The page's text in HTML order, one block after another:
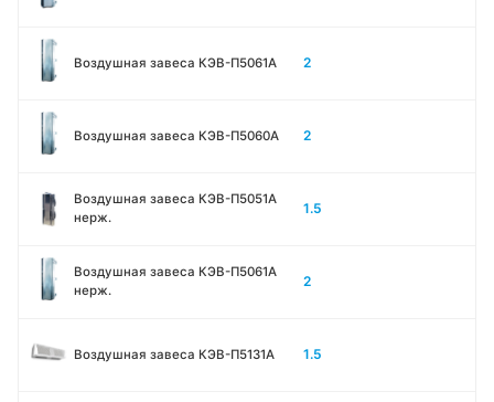
Воздушная завеса КЭВ-П5061A 2
Воздушная завеса КЭВ-П5060A 2
Воздушная завеса КЭВ-П5051A
нерж.
1.5
Воздушная завеса КЭВ-П5061A
нерж.
2
Воздушная завеса КЭВ-П5131А 1.5